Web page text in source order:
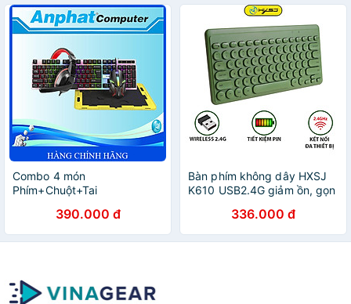
Combo 4 món
Phím+Chuột+Tai
TF240 Led 7 Màu – Hàng
Chính Hãng
390.000 đ
Bàn phím không dây HXSJ
K610 USB2.4G giảm ồn, gọn
PC/ Laptop/ Điện thoại-
Hàng chính hãng
336.000 đ